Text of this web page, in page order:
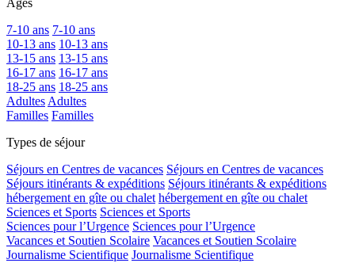
Ages
7-10 ans 7-10 ans
10-13 ans 10-13 ans
13-15 ans 13-15 ans
16-17 ans 16-17 ans
18-25 ans 18-25 ans
AdultesAdultes
Familles Familles
Types de séjour
Séjours en Centres de vacances Séjours en Centres de vacances
Séjours itinérants & expéditions Séjours itinérants & expéditions
hébergement en gîte ou chalet hébergement en gîte ou chalet
Sciences et Sports Sciences et Sports
Sciences pour l’Urgence Sciences pour l’Urgence
Vacances et Soutien Scolaire Vacances et Soutien Scolaire
Journalisme Scientifique Journalisme Scientifique